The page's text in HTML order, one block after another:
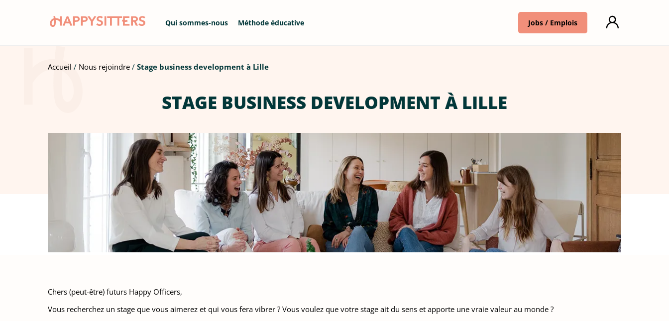
Jobs / Emplois
Qui sommes-nous Méthode éducative
Accueil Nous rejoindre Stage business development à Lille
STAGE BUSINESS DEVELOPMENT À LILLE
Chers (peut-être) futurs Happy Officers,
Vous recherchez un stage que vous aimerez et qui vous fera vibrer ? Vous voulez que votre stage ait du sens et apporte une vraie valeur au monde ?